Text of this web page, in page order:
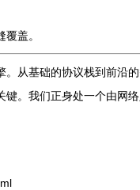
盖。
从基础的协议栈到前沿
。我们正身处一个由网